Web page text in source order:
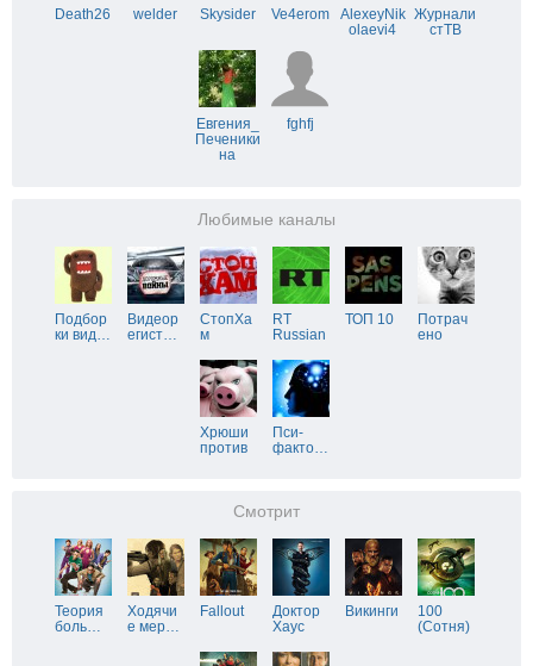
Death26 welder Skysider Ve4erom
AlexeyNik
olaevi4
Журнали
стТВ
Евгения_
Печеники
на
fghfj
Любимые каналы
Подбор
ки вид…
Видеор
егист…
СтопХа
м
RT
Russian
ТОП 10
Потрач
ено
Хрюши
против
Пси-
факто…
Смотрит
Теория
боль…
Ходячи
е мер…
Fallout
Доктор
Хаус
Викинги
100
(Сотня)